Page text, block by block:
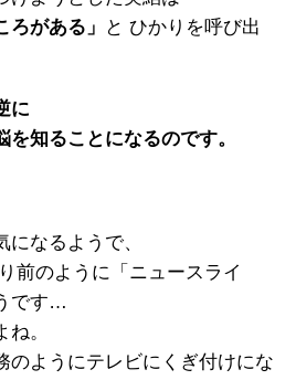
ろがある」
と ひかりを呼び出
に
知ることになるのです。
なるようで、
前のように「ニュースライ
です…
。
のようにテレビにくぎ付けにな